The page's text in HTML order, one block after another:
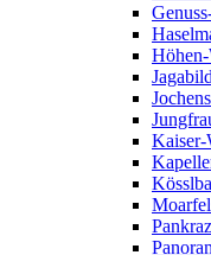
Kaiser-